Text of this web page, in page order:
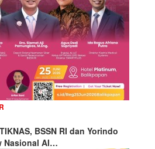
BSSN RI dan Yorindo
Nasional AI…